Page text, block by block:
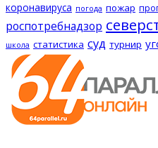
коронавируса погода пожар
роспотребнадзор
школа статистика суд турнир